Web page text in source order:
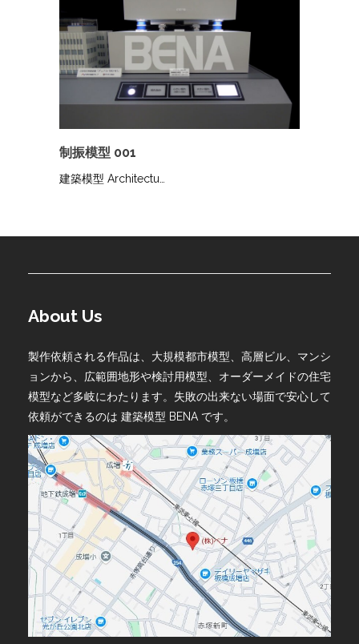
制振模型 001
建築模型 Architectu…
About Us
製作依頼される作品は、大規模都市模型、高層ビル、マンシ
ョンから、広範囲地形や検討用模型、オーダーメイドの住宅
模型など多岐にわたります。失敗の出来ない場面で安心して
依頼ができるのは 建築模型 BENA です。